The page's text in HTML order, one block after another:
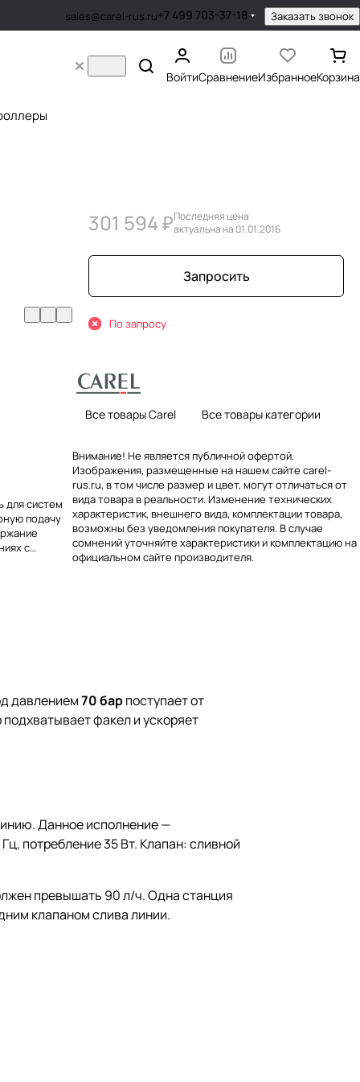
sales@carel-rus.ru+7 499 703-37-18 Заказать звонок
ВойтиСравнениеИзбранноеКорзина
для систем
подачу
с
301 594 ₽Последняя цена
актуальна на 01.01.2016
Запросить
По запросу
Все товары Carel Все товары категории
Внимание! Не является публичной офертой.
Изображения, размещенные на нашем сайте carel-
rus.ru, в том числе размер и цвет, могут отличаться от
вида товара в реальности. Изменение технических
характеристик, внешнего вида, комплектации товара,
возможны без уведомления покупателя. В случае
сомнений уточняйте характеристики и комплектацию на
официальном сайте производителя.
давлением70 барпоступает от
факел и ускоряет
Данное исполнение —
потребление 35 Вт. Клапан: сливной
превышать 90 л/ч. Одна станция
клапаном слива линии.